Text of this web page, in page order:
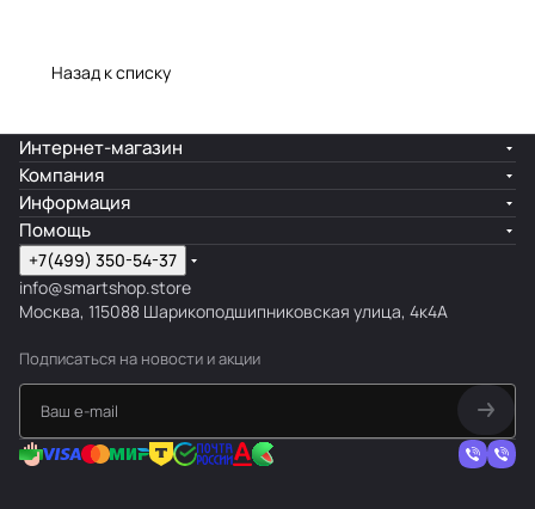
Назад к списку
Интернет-магазин
Компания
Информация
Помощь
+7(499) 350-54-37
info@smartshop.store
Москва, 115088 Шарикоподшипниковская улица, 4к4А
Подписаться на новости и акции